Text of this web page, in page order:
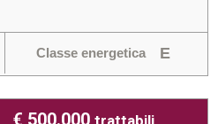
Classe energetica E
€ 500.000